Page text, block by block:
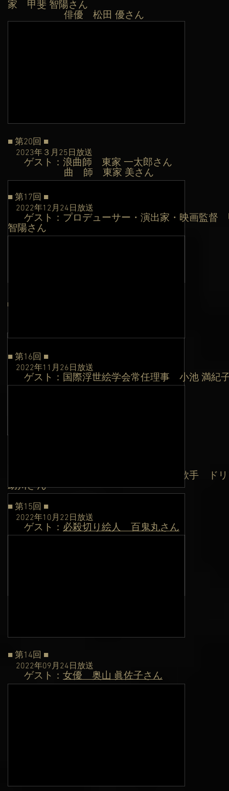
家 甲斐 智陽さん
俳優 松田 優さん
■ 第20回 ■
2023年３月25日 放送
ゲスト：浪曲師 東家 一太郎さん
曲 師 東家 美さん
■ 第19回 ■
・作家・歌手
ド
助川さん
■ 第17回 ■
2022年12月24日 放送
ゲスト：プロデューサー・演出家・映画監督
智陽さん
■ 第16回 ■
2022年11月26日 放送
ゲスト：国際浮世絵学会常任理事 小池 満紀
■ 第15回 ■
2022年10月22日 放送
ゲスト： 必殺切り絵人 百鬼丸さん
■ 第14回 ■
2022年09月24日 放送
ゲスト： 女優 奥山 眞佐子さん